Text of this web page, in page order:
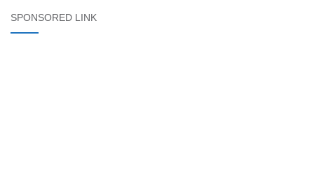
SPONSORED LINK